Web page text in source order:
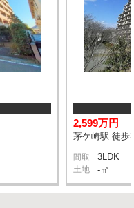
2,599万円
茅ケ崎駅 徒歩
間取 3LDK
土地 -㎡